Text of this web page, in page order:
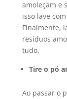
amoleçam e
isso lave
Finalmente,
resíduos
tudo.
Tire o pó
Ao passar o